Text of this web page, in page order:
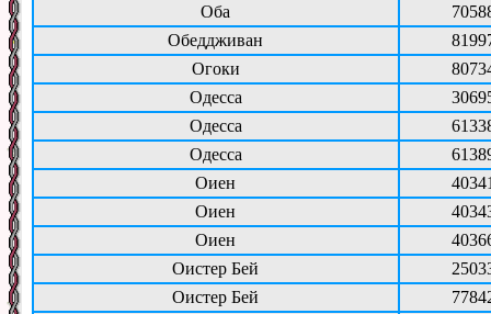
Оба
Обеддживан
Огоки
Одесса
Одесса
Одесса
Оиен
Оиен
Оиен
Оистер Бей
Оистер Бей